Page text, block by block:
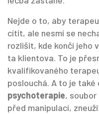
Nejde o to, aby
cítit, ale nesmí se
rozlišit, kde končí jeho
ta klientova. To je
kvalifikovaného
poslouchá. A to je také
psychoterapie,
před manipulací,